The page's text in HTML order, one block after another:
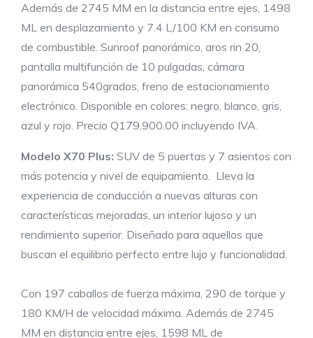
Además de 2745 MM en la distancia entre ejes, 1498
ML en desplazamiento y 7.4 L/100 KM en consumo
de combustible. Sunroof panorámico, aros rin 20,
pantalla multifunción de 10 pulgadas, cámara
panorámica 540grados, freno de estacionamiento
electrónico. Disponible en colores: negro, blanco, gris,
azul y rojo. Precio Q179,900.00 incluyendo IVA.
Modelo X70 Plus: SUV de 5 puertas y 7 asientos con
más potencia y nivel de equipamiento. Lleva la
experiencia de conducción a nuevas alturas con
características mejoradas, un interior lujoso y un
rendimiento superior. Diseñado para aquellos que
buscan el equilibrio perfecto entre lujo y funcionalidad.
Con 197 caballos de fuerza máxima, 290 de torque y
180 KM/H de velocidad máxima. Además de 2745
MM en distancia entre ejes, 1598 ML de